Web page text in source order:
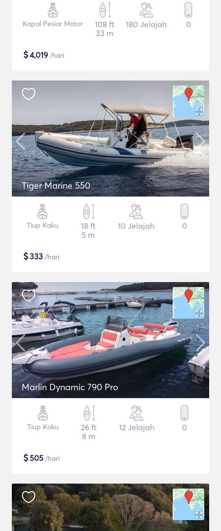
Kapal Pesiar Motor
108 ft
33 m
180 Jelajah 0
$4,019 /hari
Tiger Marine 550
Tiup Kaku
18 ft
5 m
10 Jelajah 0
$333 /hari
Marlin Dynamic 790 Pro
Tiup Kaku
26 ft
8 m
12 Jelajah 0
$505 /hari